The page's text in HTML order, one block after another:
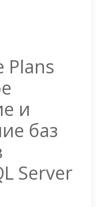
Plans
и
баз
Server